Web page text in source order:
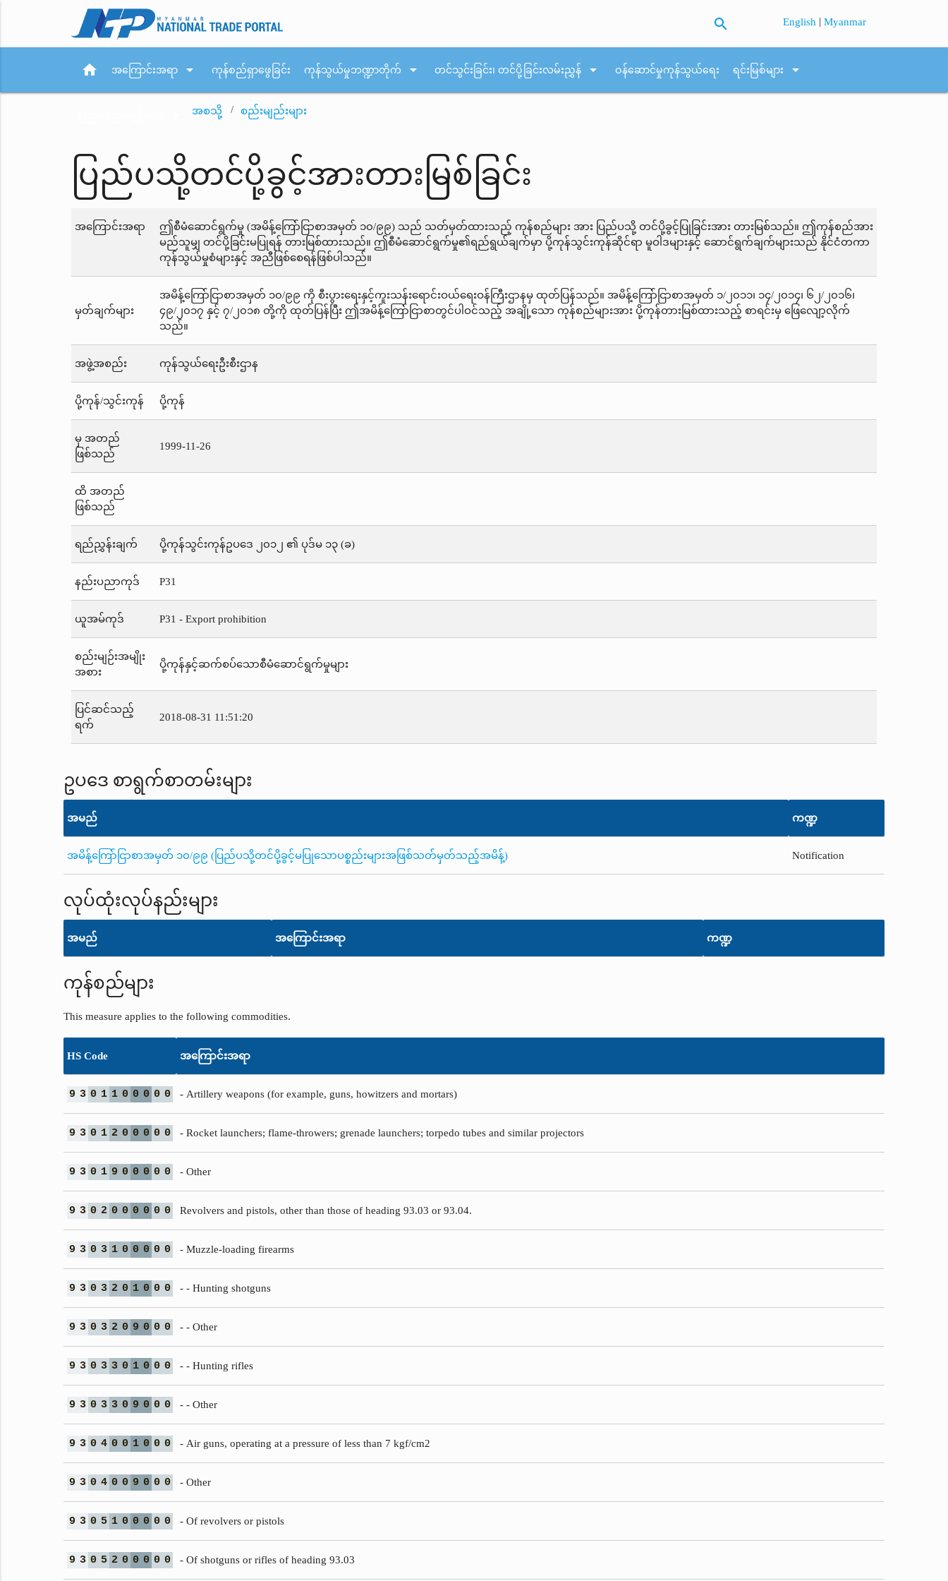
search English |Myanmar
home အကြောင်းအရာ arrow_drop_down ကုန်စည်ရှာဖွေခြင်း ကုန်သွယ်မှုဘဏ္ဍာတိုက် arrow_drop_down တင်သွင်းခြင်း၊ တင်ပို့ခြင်းလမ်းညွှန် arrow_drop_down ဝန်ဆောင်မှုကုန်သွယ်ရေး ရင်းမြစ်များ arrow_drop_down
အစသို့ စည်းမျည်းများ
ပြည်ပသို့တင်ပို့ခွင့်အားတားမြစ်ခြင်း
အကြောင်းအရာ
ဤစီမံဆောင်ရွက်မှု (အမိန့်ကြော်ငြာစာအမှတ် ၁၀/၉၉) သည် သတ်မှတ်ထားသည့် ကုန်စည်များ အား ပြည်ပသို့ တင်ပို့ခွင့်ပြုခြင်းအား တားမြစ်သည်။ ဤကုန်စည်အား
မည်သူမျှ တင်ပို့ခြင်းမပြုရန် တားမြစ်ထားသည်။ ဤစီမံဆောင်ရွက်မှု၏ရည်ရွယ်ချက်မှာ ပို့ကုန်သွင်းကုန်ဆိုင်ရာ မူဝါဒများနှင့် ဆောင်ရွက်ချက်များသည် နိုင်ငံတကာ
ကုန်သွယ်မှုစံများနှင့် အညီဖြစ်စေရန်ဖြစ်ပါသည်။
မှတ်ချက်များ
အမိန့်ကြော်ငြာစာအမှတ် ၁၀/၉၉ ကို စီးပွားရေးနှင့်ကူးသန်းရောင်းဝယ်ရေးဝန်ကြီးဌာနမှ ထုတ်ပြန်သည်။ အမိန့်ကြော်ငြာစာအမှတ် ၁/၂၀၁၁၊ ၁၄/၂၀၁၄၊ ၆၂/၂၀၁၆၊
၄၉/၂၀၁၇ နှင့် ၇/၂၀၁၈ တို့ကို ထုတ်ပြန်ပြီး ဤအမိန့်ကြော်ငြာစာတွင်ပါဝင်သည့် အချို့သော ကုန်စည်များအား ပို့ကုန်တားမြစ်ထားသည့် စာရင်းမှ ဖြေလျော့လိုက်
သည်။
အဖွဲ့အစည်း ကုန်သွယ်ရေးဦးစီးဌာန
ပို့ကုန်/သွင်းကုန် ပို့ကုန်
မှ အတည်
ဖြစ်သည်
1999-11-26
ထိ အတည်
ဖြစ်သည်
ရည်ညွှန်းချက် ပို့ကုန်သွင်းကုန်ဥပဒေ ၂၀၁၂ ၏ ပုဒ်မ ၁၃ (ခ)
နည်းပညာကုဒ် P31
ယူအမ်ကုဒ် P31 - Export prohibition
စည်းမျဉ်းအမျိုး
အစား
ပို့ကုန်နှင့်ဆက်စပ်သောစီမံဆောင်ရွက်မှုများ
ပြင်ဆင်သည့်
ရက်
2018-08-31 11:51:20
ဥပဒေ စာရွက်စာတမ်းများ
အမည် ကဏ္ဍ
အမိန့်ကြော်ငြာစာအမှတ် ၁၀/၉၉ (ပြည်ပသို့တင်ပို့ခွင့်မပြုသောပစ္စည်းများအဖြစ်သတ်မှတ်သည့်အမိန့်) Notification
လုပ်ထုံးလုပ်နည်းများ
အမည် အကြောင်းအရာ ကဏ္ဍ
ကုန်စည်များ
This measure applies to the following commodities.
HS Code အကြောင်းအရာ
9 3 0 1 1 0 0 0 0 0 - Artillery weapons (for example, guns, howitzers and mortars)
9 3 0 1 2 0 0 0 0 0 - Rocket launchers; flame-throwers; grenade launchers; torpedo tubes and similar projectors
9 3 0 1 9 0 0 0 0 0 - Other
9 3 0 2 0 0 0 0 0 0 Revolvers and pistols, other than those of heading 93.03 or 93.04.
9 3 0 3 1 0 0 0 0 0 - Muzzle-loading firearms
9 3 0 3 2 0 1 0 0 0 - - Hunting shotguns
9 3 0 3 2 0 9 0 0 0 - - Other
9 3 0 3 3 0 1 0 0 0 - - Hunting rifles
9 3 0 3 3 0 9 0 0 0 - - Other
9 3 0 4 0 0 1 0 0 0 - Air guns, operating at a pressure of less than 7 kgf/cm2
9 3 0 4 0 0 9 0 0 0 - Other
9 3 0 5 1 0 0 0 0 0 - Of revolvers or pistols
9 3 0 5 2 0 0 0 0 0 - Of shotguns or rifles of heading 93.03